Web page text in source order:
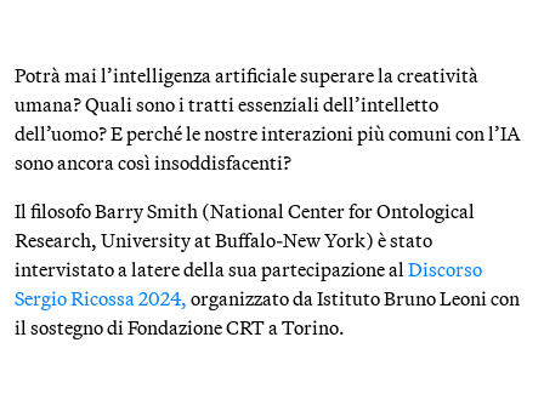
Potrà mai l’intelligenza artificiale superare la creatività
umana? Quali sono i tratti essenziali dell’intelletto
dell’uomo? E perché le nostre interazioni più comuni con l’IA
sono ancora così insoddisfacenti?
Il filosofo Barry Smith (National Center for Ontological
Research, University at Buffalo-New York) è stato
intervistato a latere della sua partecipazione al Discorso
Sergio Ricossa 2024, organizzato da Istituto Bruno Leoni con
il sostegno di Fondazione CRT a Torino.